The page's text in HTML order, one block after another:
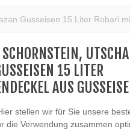
Gusseisen 15 Liter Robari
15 LITER
AUS
stellen wir für Sie unsere
die Verwendung zusammen